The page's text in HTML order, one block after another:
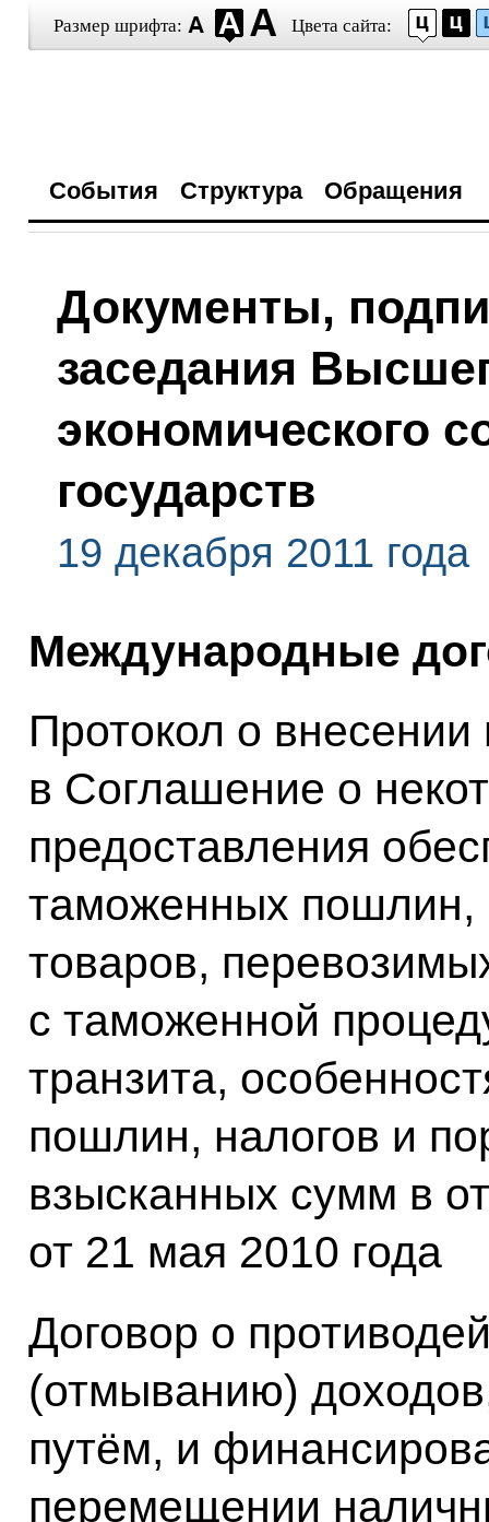
Размер шрифта: Цвета сайта:
События Структура Обращения
Документы,
заседания
экономического
государств
19 декабря 2011 года
Международные
Протокол о
в Соглашение о
предоставления
таможенных пошлин,
товаров,
с таможенной
транзита,
пошлин, налогов и
взысканных сумм в
от 21 мая 2010 года
Договор о
(отмыванию)
путём, и
перемещении